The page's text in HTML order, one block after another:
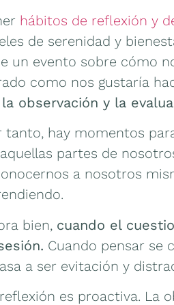
hábitos de reflexión y
de serenidad y
un evento sobre cómo
como nos gustaría
observación y la
tanto, hay momentos
partes de
a nosotros
bien, cuando el
Cuando pensar se
a ser evitación y
es proactiva. La